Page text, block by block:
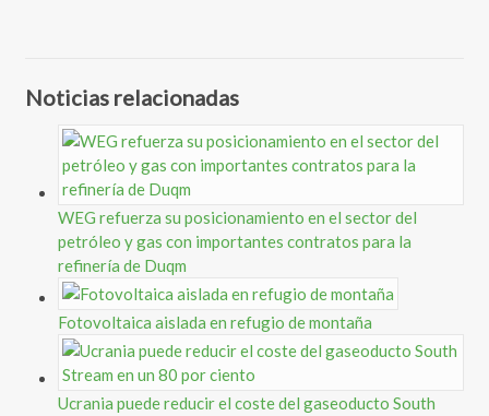
Noticias relacionadas
WEG refuerza su posicionamiento en el sector del
petróleo y gas con importantes contratos para la
refinería de Duqm
Fotovoltaica aislada en refugio de montaña
Ucrania puede reducir el coste del gaseoducto South